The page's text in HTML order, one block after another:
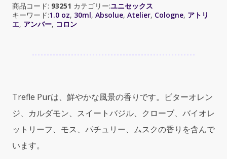
(ア
ト
リ
レ
フ
パ
ー)
商品コード: 93251 カテゴリー:ユニセックス
キーワード:1.0 oz, 30ml, Absolue, Atelier, Cologne, アトリ
エ, アンバー, コロン
Trefle Purは、鮮やかな風景の香りです。ビターオレン
ジ、カルダモン、スイートバジル、クローブ、バイオレ
ットリーフ、モス、パチュリー、ムスクの香りを含んで
います。